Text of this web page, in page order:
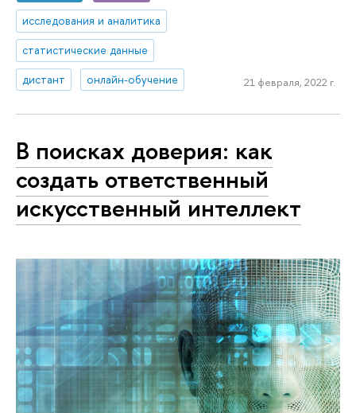
исследования и аналитика
статистические данные
дистант
онлайн-обучение 21 февраля, 2022 г.
В поисках доверия: как
создать ответственный
искусственный интеллект